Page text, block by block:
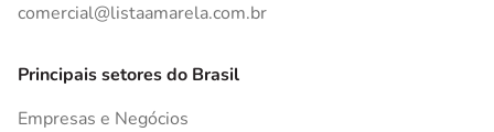
comercial@listaamarela.com.br
Principais setores do Brasil
Empresas e Negócios